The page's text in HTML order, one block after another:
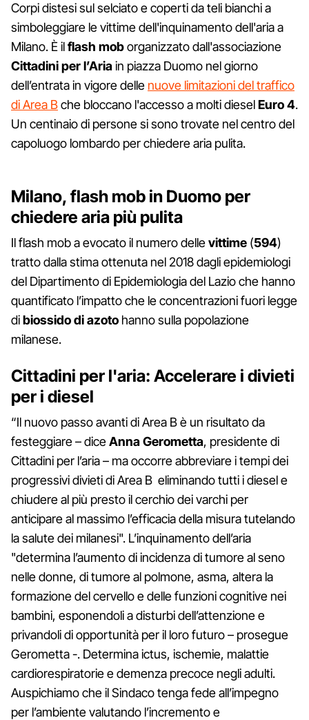
Corpi distesi sul selciato e coperti da teli bianchi a
simboleggiare le vittime dell'inquinamento dell'aria a
Milano. È ilflash moborganizzato dall'associazione
Cittadini per l’Ariain piazza Duomo nel giorno
dell’entrata in vigore delle nuove limitazioni del traffico
di Area Bche bloccano l'accesso a molti dieselEuro 4.
Un centinaio di persone si sono trovate nel centro del
capoluogo lombardo per chiedere aria pulita.
Milano, flash mob in Duomo per
chiedere aria più pulita
Il flash mob a evocato il numero dellevittime (594)
tratto dalla stima ottenuta nel 2018 dagli epidemiologi
del Dipartimento di Epidemiologia del Lazio che hanno
quantificato l’impatto che le concentrazioni fuori legge
dibiossido di azoto hanno sulla popolazione
milanese.
Cittadini per l'aria: Accelerare i divieti
per i diesel
“Il nuovo passo avanti di Area B è un risultato da
festeggiare – diceAnna Gerometta, presidente di
Cittadini per l’aria – ma occorre abbreviare i tempi dei
progressivi divieti di Area B eliminando tutti i diesel e
chiudere al più presto il cerchio dei varchi per
anticipare al massimo l’efficacia della misura tutelando
la salute dei milanesi". L’inquinamento dell’aria
"determina l’aumento di incidenza di tumore al seno
nelle donne, di tumore al polmone, asma, altera la
formazione del cervello e delle funzioni cognitive nei
bambini, esponendoli a disturbi dell’attenzione e
privandoli di opportunità per il loro futuro – prosegue
Gerometta -. Determina ictus, ischemie, malattie
cardiorespiratorie e demenza precoce negli adulti.
Auspichiamo che il Sindaco tenga fede all’impegno
per l’ambiente valutando l’incremento e